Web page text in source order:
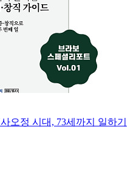
오정 시대, 73세까지 일하기